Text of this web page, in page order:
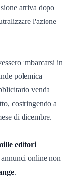
arriva dopo
l'azione
imbarcarsi in
polemica
venda
costringendo a
di dicembre.
editori
online non
.